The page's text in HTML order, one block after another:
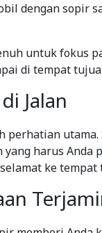
dengan sopir
untuk fokus
di tempat
Jalan
perhatian
harus Anda
ke tempat